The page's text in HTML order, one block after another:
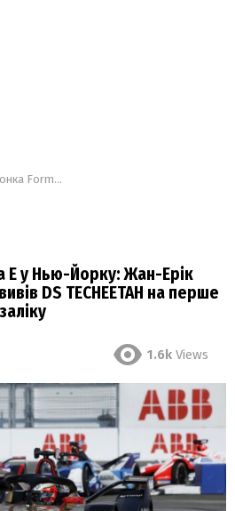
і вивів DS TECHEETAH на перше місце у командному заліку
E у Нью-Йорку: Жан-Ерік
DS TECHEETAH на перше
1.6k Views